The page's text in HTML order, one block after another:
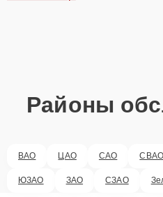
Районы
ВАО ЦАО САО СВАО
ЮЗАО ЗАО СЗАО